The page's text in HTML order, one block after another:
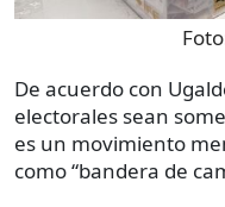
De acuerdo con
electorales sean
es un movimiento
como “bandera de